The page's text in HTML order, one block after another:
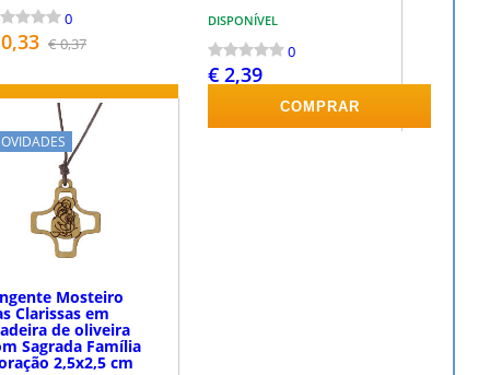
0
€ 0,37
COMPRAR
DISPONÍVEL
0
€ 2,39
COMPRAR
Mosteiro
Clarissas em
de oliveira
Sagrada Família
2,5x2,5 cm